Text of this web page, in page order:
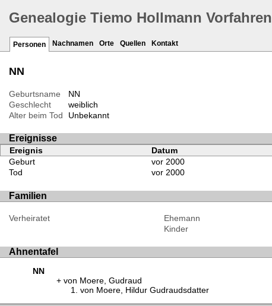
Genealogie Tiemo Hollmann Vorfahren
Personen Nachnamen Orte Quellen Kontakt
NN
Geburtsname
NN
Geschlecht
weiblich
Alter beim Tod
Unbekannt
Ereignisse
Ereignis Datum
Geburt
vor 2000
Tod
vor 2000
Familien
Verheiratet
Ehemann
Kinder
Ahnentafel
NN
von Moere, Gudraud
von Moere, Hildur Gudraudsdatter